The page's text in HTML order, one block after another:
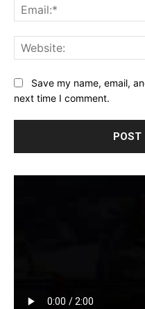
Save my name, email,
next time I comment.